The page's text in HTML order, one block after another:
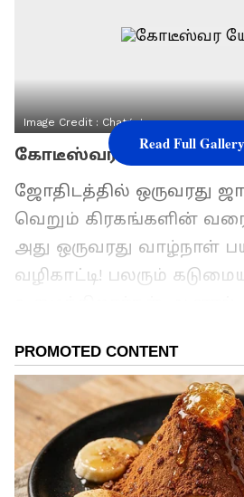
Image Credit : Chatgpt
கோடீஸ்வர யோகம்
ஜோதிடத்தில் ஒருவரது
வெறும் கிரகங்களின்
அது ஒருவரது வாழ்நாள்
வழிகாட்டி! பலரும்
சேர்க்கையும்,
இயல்பாகவே அமைகிறது.
காரணம் என்னவென்று
அவர்களுடைய ராசி
அமர்ந்திருக்கும்
Read Full Gallery